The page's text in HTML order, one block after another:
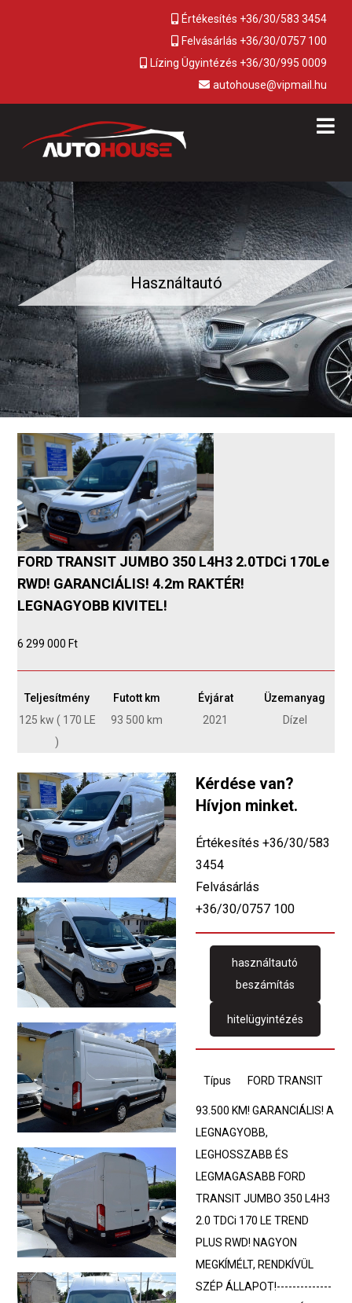
Értékesítés +36/30/583 3454
Felvásárlás +36/30/0757 100
Lízing Ügyintézés +36/30/995 0009
autohouse@vipmail.hu
Használtautó
FORD TRANSIT JUMBO 350 L4H3 2.0TDCi 170Le
RWD! GARANCIÁLIS! 4.2m RAKTÉR!
LEGNAGYOBB KIVITEL!
6 299 000 Ft
Teljesítmény
125 kw ( 170 LE
)
Futott km
93 500 km
Évjárat
2021
Üzemanyag
Dízel
Kérdése van?
Hívjon minket.
Értékesítés +36/30/583
3454
Felvásárlás
+36/30/0757 100
használtautó
beszámítás
hitelügyintézés
Típus FORD TRANSIT
93.500 KM! GARANCIÁLIS! A
LEGNAGYOBB,
LEGHOSSZABB ÉS
LEGMAGASABB FORD
TRANSIT JUMBO 350 L4H3
2.0 TDCi 170 LE TREND
PLUS RWD! NAGYON
MEGKÍMÉLT, RENDKÍVÜL
SZÉP ÁLLAPOT!--------------